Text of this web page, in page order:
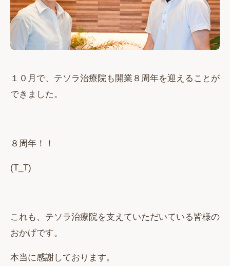
１０月で、テソラ治療院も開業８周年を迎えることが
できました。
８周年！！
(T_T)
これも、テソラ治療院を支えていただいている皆様の
おかげです。
本当に感謝しております。